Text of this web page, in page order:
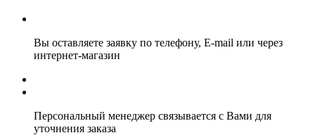
Вы оставляете заявку по телефону, E-mail или через
интернет-магазин
Персональный менеджер связывается с Вами для
уточнения заказа